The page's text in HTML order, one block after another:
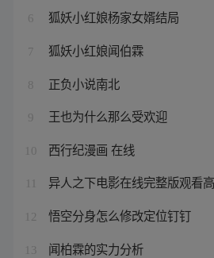
6 狐妖小红娘杨家女婿结局
7 狐妖小红娘闻伯霖
8 正负小说南北
9 王也为什么那么受欢迎
10 西行纪漫画 在线
异人之下电影在线完整版观看
12 悟空分身怎么修改定位钉钉
13 闻柏霖的实力分析